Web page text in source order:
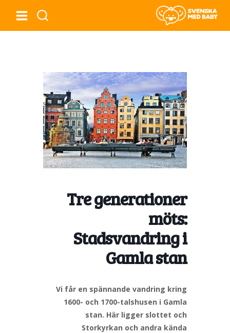
Tre generationer
möts:
Stadsvandring i
Gamla stan
Vi får en spännande vandring kring
1600- och 1700-talshusen i Gamla
stan. Här ligger slottet och
Storkyrkan och andra kända